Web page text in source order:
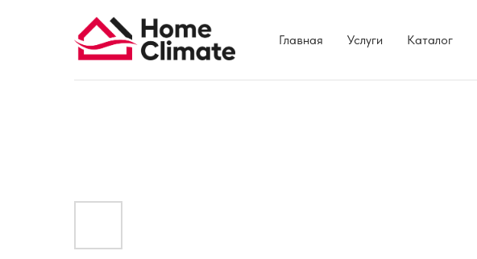
Главная Услуги Каталог